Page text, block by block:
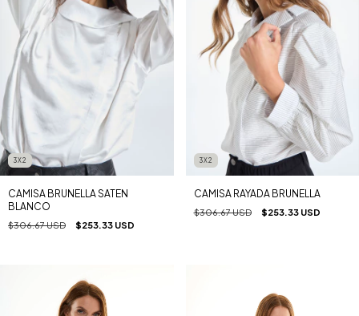
3X2
CAMISA BRUNELLA SATEN
BLANCO
$306.67 USD $253.33 USD
3X2
CAMISA RAYADA BRUNELLA
$306.67 USD $253.33 USD